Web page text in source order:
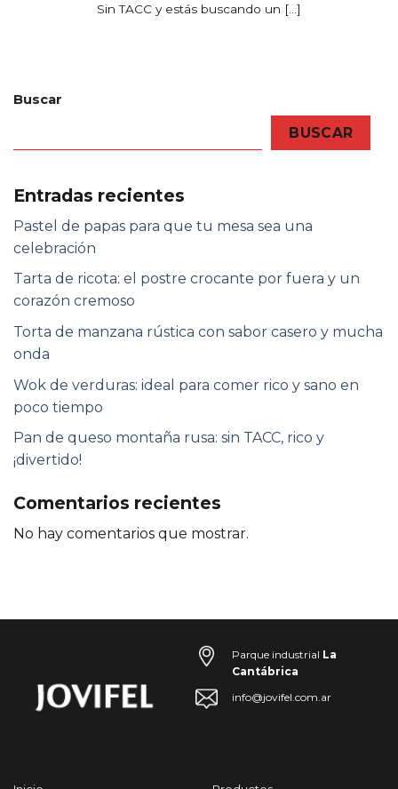
Sin TACC y estás buscando un [...]
Buscar
BUSCAR
Entradas recientes
Pastel de papas para que tu mesa sea una
celebración
Tarta de ricota: el postre crocante por fuera y un
corazón cremoso
Torta de manzana rústica con sabor casero y mucha
onda
Wok de verduras: ideal para comer rico y sano en
poco tiempo
Pan de queso montaña rusa: sin TACC, rico y
¡divertido!
Comentarios recientes
No hay comentarios que mostrar.
Parque industrial La
Cantábrica
info@jovifel.com.ar